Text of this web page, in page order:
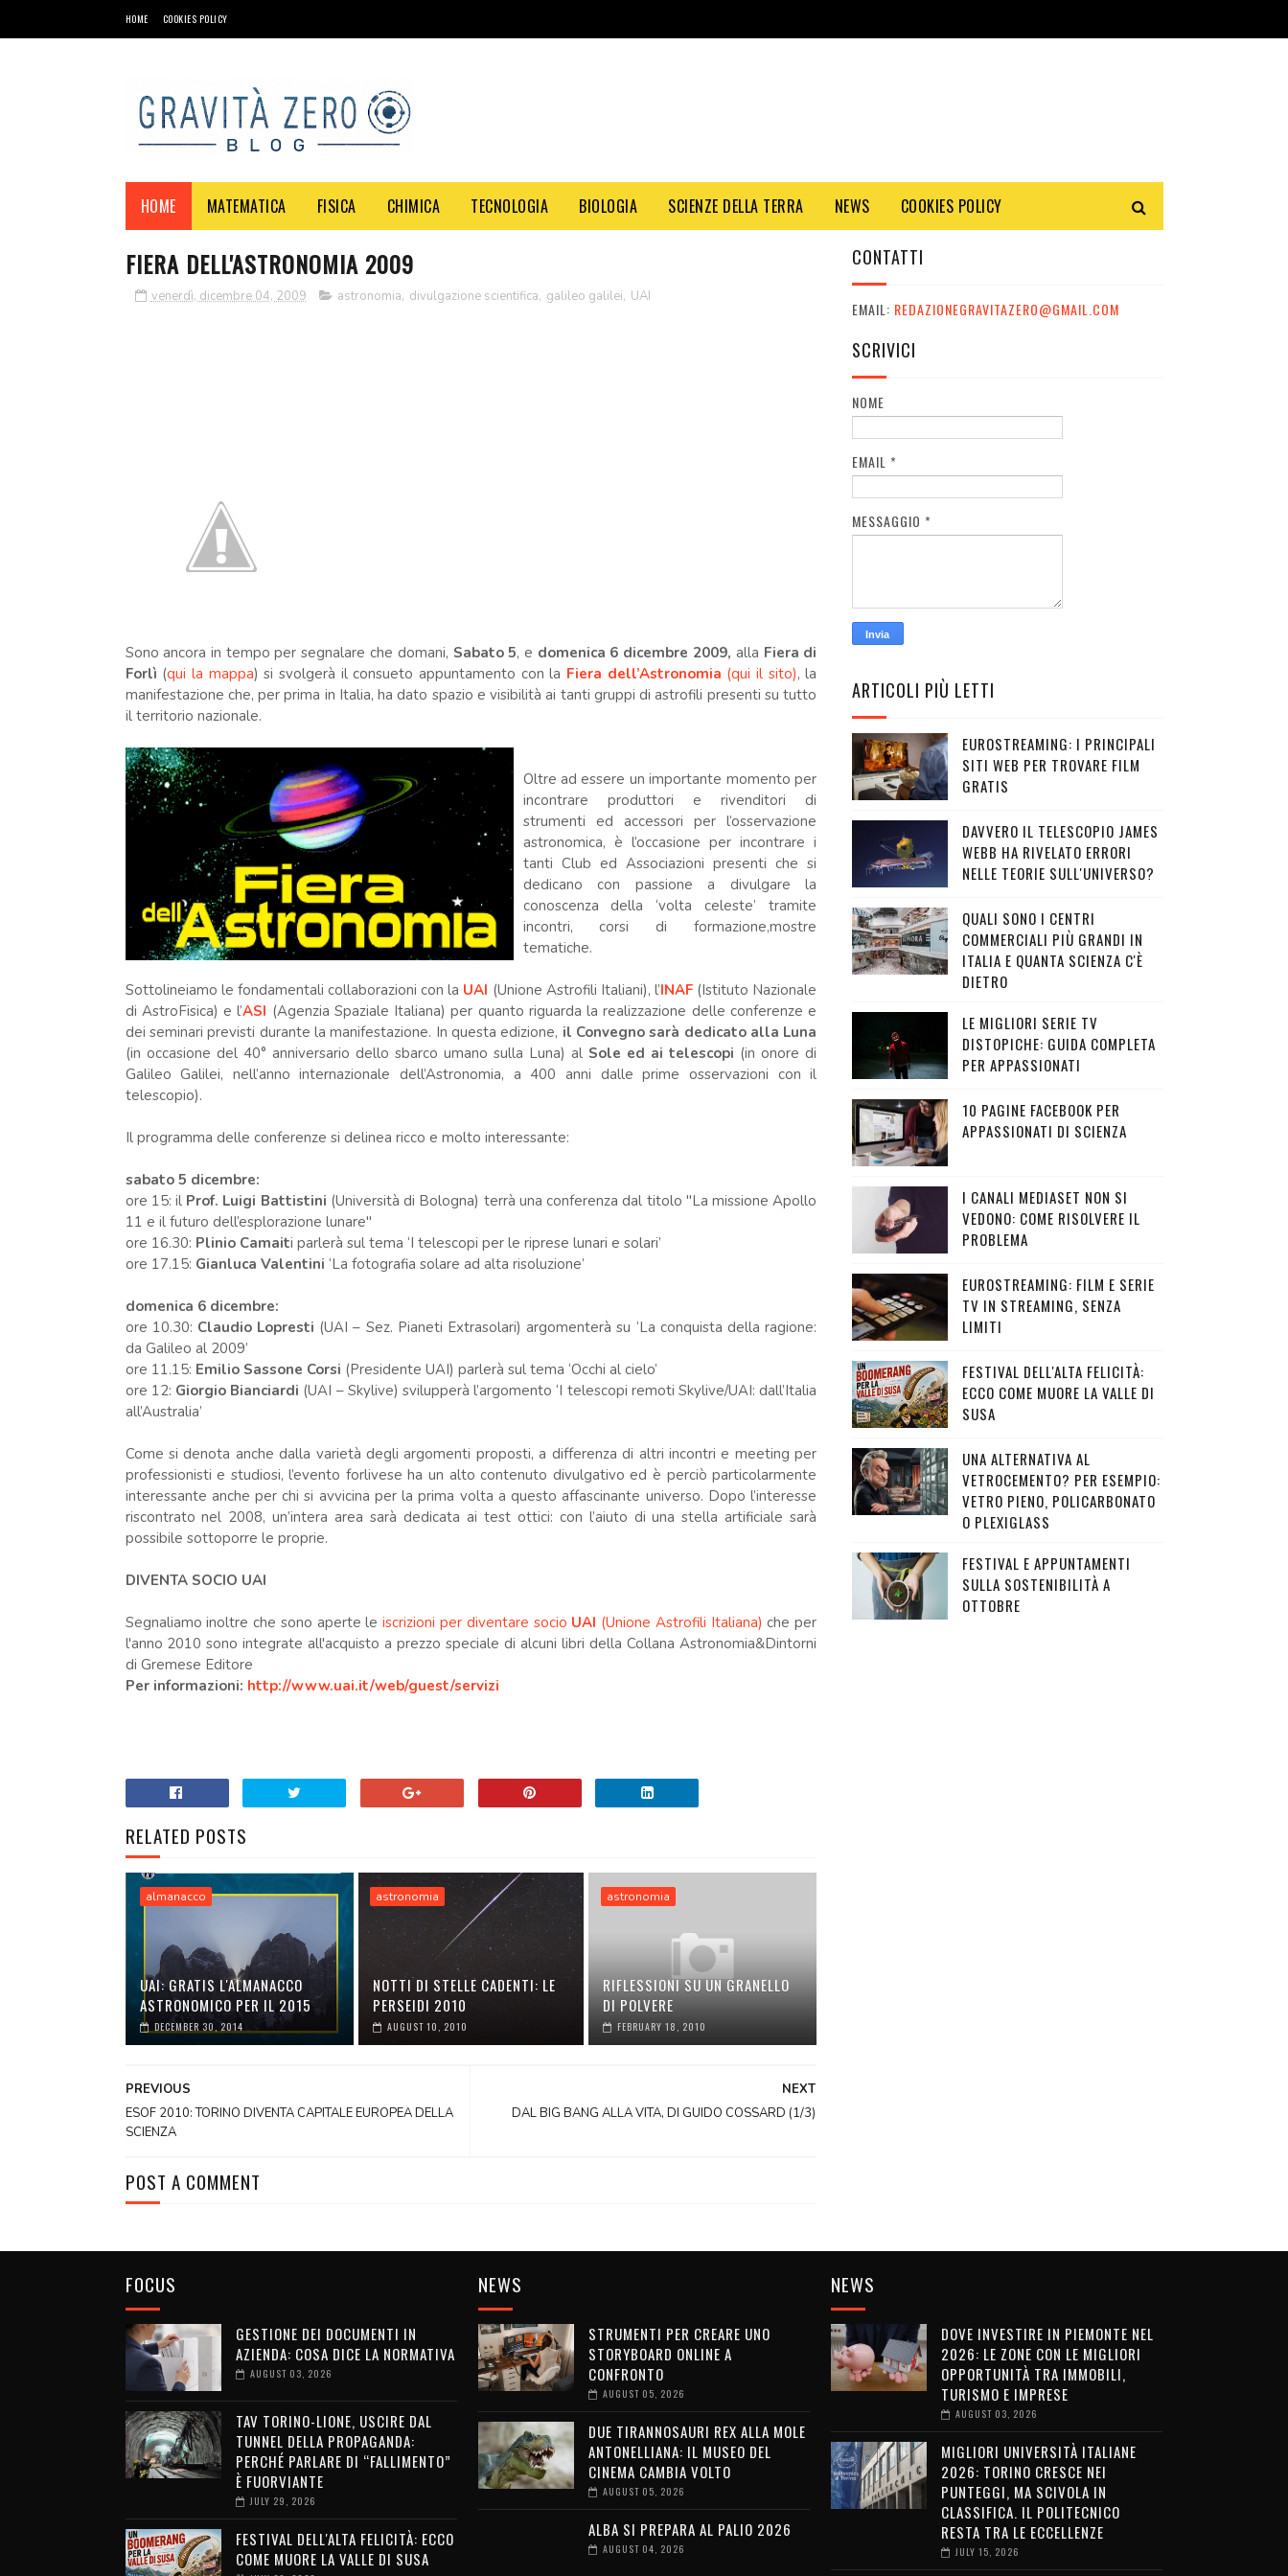
HOME COOKIES POLICY
HOME MATEMATICA FISICA CHIMICA TECNOLOGIA BIOLOGIA SCIENZE DELLA TERRA NEWS COOKIES POLICY
FIERA DELL'ASTRONOMIA 2009
venerdì, dicembre 04, 2009 astronomia, divulgazione scientifica, galileo galilei, UAI
Sono ancora in tempo per segnalare che domani, Sabato 5, e domenica 6 dicembre 2009, alla Fiera di
Forlì (qui la mappa) si svolgerà il consueto appuntamento con la Fiera dell’Astronomia (qui il sito), la
manifestazione che, per prima in Italia, ha dato spazio e visibilità ai tanti gruppi di astrofili presenti su tutto
il territorio nazionale.
Oltre ad essere un importante momento per
incontrare produttori e rivenditori di
strumenti ed accessori per l’osservazione
astronomica, è l’occasione per incontrare i
tanti Club ed Associazioni presenti che si
dedicano con passione a divulgare la
conoscenza della ‘volta celeste’ tramite
incontri, corsi di formazione,mostre
tematiche.
Sottolineiamo le fondamentali collaborazioni con la UAI (Unione Astrofili Italiani), l’INAF(Istituto Nazionale
di AstroFisica) e l’ASI (Agenzia Spaziale Italiana) per quanto riguarda la realizzazione delle conferenze e
dei seminari previsti durante la manifestazione. In questa edizione, il Convegno sarà dedicato alla Luna
(in occasione del 40° anniversario dello sbarco umano sulla Luna) alSole ed ai telescopi (in onore di
Galileo Galilei, nell’anno internazionale dell’Astronomia, a 400 anni dalle prime osservazioni con il
telescopio).
Il programma delle conferenze si delinea ricco e molto interessante:
sabato 5 dicembre:
ore 15: il Prof. Luigi Battistini (Università di Bologna) terrà una conferenza dal titolo "La missione Apollo
11 e il futuro dell’esplorazione lunare"
ore 16.30: Plinio Camaiti parlerà sul tema ‘I telescopi per le riprese lunari e solari’
ore 17.15: Gianluca Valentini ‘La fotografia solare ad alta risoluzione’
domenica 6 dicembre:
ore 10.30: Claudio Lopresti (UAI – Sez. Pianeti Extrasolari) argomenterà su ‘La conquista della ragione:
da Galileo al 2009’
ore 11.15: Emilio Sassone Corsi (Presidente UAI) parlerà sul tema ‘Occhi al cielo’
ore 12: Giorgio Bianciardi (UAI – Skylive) svilupperà l’argomento ‘I telescopi remoti Skylive/UAI: dall’Italia
all’Australia’
Come si denota anche dalla varietà degli argomenti proposti, a differenza di altri incontri e meeting per
professionisti e studiosi, l’evento forlivese ha un alto contenuto divulgativo ed è perciò particolarmente
interessante anche per chi si avvicina per la prima volta a questo affascinante universo. Dopo l’interesse
riscontrato nel 2008, un’intera area sarà dedicata ai test ottici: con l’aiuto di una stella artificiale sarà
possibile sottoporre le proprie.
DIVENTA SOCIO UAI
Segnaliamo inoltre che sono aperte leiscrizioni per diventare socio UAI (Unione Astrofili Italiana) che per
l'anno 2010 sono integrate all'acquisto a prezzo speciale di alcuni libri della Collana Astronomia&Dintorni
di Gremese Editore
Per informazioni: http://www.uai.it/web/guest/servizi
RELATED POSTS
almanacco
UAI: GRATIS L'ALMANACCO
ASTRONOMICO PER IL 2015
DECEMBER 30, 2014
astronomia
NOTTI DI STELLE CADENTI: LE
PERSEIDI 2010
AUGUST 10, 2010
astronomia
RIFLESSIONI SU UN GRANELLO
DI POLVERE
FEBRUARY 18, 2010
NEXT
DAL BIG BANG ALLA VITA, DI GUIDO COSSARD (1/3)
PREVIOUS
ESOF 2010: TORINO DIVENTA CAPITALE EUROPEA DELLA
SCIENZA
POST A COMMENT
CONTATTI
EMAIL: REDAZIONEGRAVITAZERO@GMAIL.COM
SCRIVICI
NOME
EMAIL *
MESSAGGIO *
ARTICOLI PIÙ LETTI
EUROSTREAMING: I PRINCIPALI
SITI WEB PER TROVARE FILM
GRATIS
DAVVERO IL TELESCOPIO JAMES
WEBB HA RIVELATO ERRORI
NELLE TEORIE SULL'UNIVERSO?
QUALI SONO I CENTRI
COMMERCIALI PIÙ GRANDI IN
ITALIA E QUANTA SCIENZA C'È
DIETRO
LE MIGLIORI SERIE TV
DISTOPICHE: GUIDA COMPLETA
PER APPASSIONATI
10 PAGINE FACEBOOK PER
APPASSIONATI DI SCIENZA
I CANALI MEDIASET NON SI
VEDONO: COME RISOLVERE IL
PROBLEMA
EUROSTREAMING: FILM E SERIE
TV IN STREAMING, SENZA
LIMITI
FESTIVAL DELL'ALTA FELICITÀ:
ECCO COME MUORE LA VALLE DI
SUSA
UNA ALTERNATIVA AL
VETROCEMENTO? PER ESEMPIO:
VETRO PIENO, POLICARBONATO
O PLEXIGLASS
FESTIVAL E APPUNTAMENTI
SULLA SOSTENIBILITÀ A
OTTOBRE
FOCUS
GESTIONE DEI DOCUMENTI IN
AZIENDA: COSA DICE LA NORMATIVA
AUGUST 03, 2026
TAV TORINO-LIONE, USCIRE DAL
TUNNEL DELLA PROPAGANDA:
PERCHÉ PARLARE DI “FALLIMENTO”
È FUORVIANTE
JULY 29, 2026
FESTIVAL DELL'ALTA FELICITÀ: ECCO
COME MUORE LA VALLE DI SUSA
NEWS
STRUMENTI PER CREARE UNO
STORYBOARD ONLINE A
CONFRONTO
AUGUST 05, 2026
DUE TIRANNOSAURI REX ALLA MOLE
ANTONELLIANA: IL MUSEO DEL
CINEMA CAMBIA VOLTO
AUGUST 05, 2026
ALBA SI PREPARA AL PALIO 2026
AUGUST 04, 2026
NEWS
DOVE INVESTIRE IN PIEMONTE NEL
2026: LE ZONE CON LE MIGLIORI
OPPORTUNITÀ TRA IMMOBILI,
TURISMO E IMPRESE
AUGUST 03, 2026
MIGLIORI UNIVERSITÀ ITALIANE
2026: TORINO CRESCE NEI
PUNTEGGI, MA SCIVOLA IN
CLASSIFICA. IL POLITECNICO
RESTA TRA LE ECCELLENZE
JULY 15, 2026